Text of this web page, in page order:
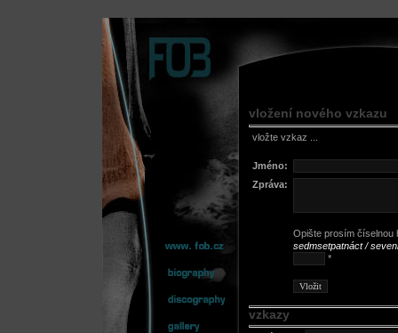
vložení nového vzkazu
vložte vzkaz ...
Jméno:
Zpráva:
Opište prosím číselnou
sedmsetpatnáct /
*
vzkazy